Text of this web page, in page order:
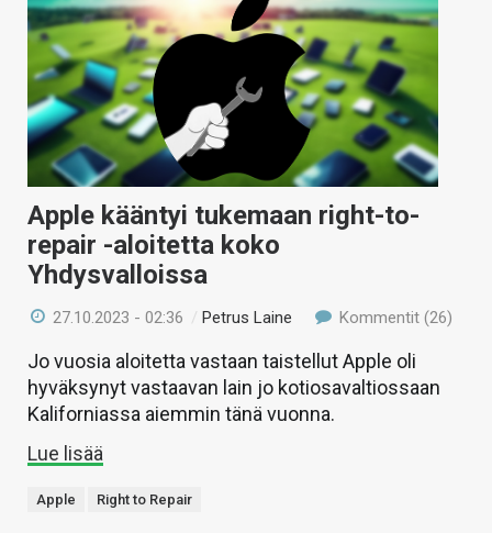
Apple kääntyi tukemaan right-to-
repair -aloitetta koko
Yhdysvalloissa
27.10.2023 - 02:36 /Petrus Laine Kommentit (26)
Jo vuosia aloitetta vastaan taistellut Apple oli
hyväksynyt vastaavan lain jo kotiosavaltiossaan
Kaliforniassa aiemmin tänä vuonna.
Lue lisää
Apple Right to Repair